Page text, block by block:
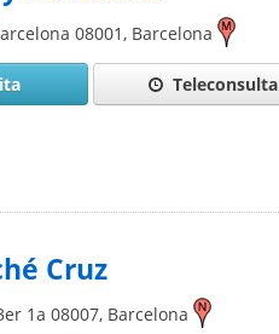
08001 , Barcelona
Teleconsulta
Cruz
1a 08007, Barcelona